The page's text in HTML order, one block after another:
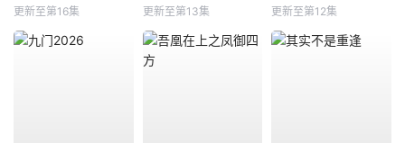
更新至第16集 更新至第13集 更新至第12集